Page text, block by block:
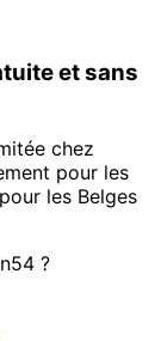
et sans
chez
pour les
les Belges
?